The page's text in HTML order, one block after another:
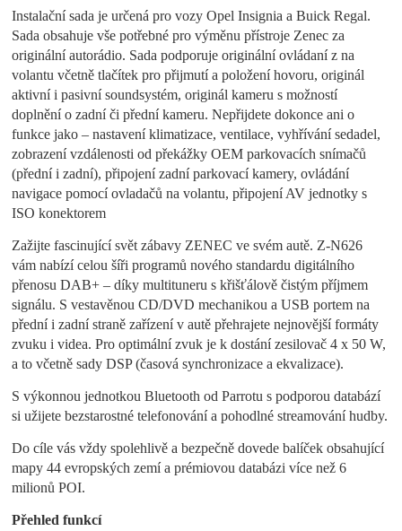
Instalační sada je určená pro vozy Opel Insignia a Buick Regal.
Sada obsahuje vše potřebné pro výměnu přístroje Zenec za
originální autorádio. Sada podporuje originální ovládaní z na
volantu včetně tlačítek pro přijmutí a položení hovoru, originál
aktivní i pasivní soundsystém, originál kameru s možností
doplnění o zadní či přední kameru. Nepřijdete dokonce ani o
funkce jako – nastavení klimatizace, ventilace, vyhřívání sedadel,
zobrazení vzdálenosti od překážky OEM parkovacích snímačů
(přední i zadní), připojení zadní parkovací kamery, ovládání
navigace pomocí ovladačů na volantu, připojení AV jednotky s
ISO konektorem
Zažijte fascinující svět zábavy ZENEC ve svém autě. Z-N626
vám nabízí celou šíři programů nového standardu digitálního
přenosu DAB+ – díky multituneru s křišťálově čistým příjmem
signálu. S vestavěnou CD/DVD mechanikou a USB portem na
přední i zadní straně zařízení v autě přehrajete nejnovější formáty
zvuku i videa. Pro optimální zvuk je k dostání zesilovač 4 x 50 W,
a to včetně sady DSP (časová synchronizace a ekvalizace).
S výkonnou jednotkou Bluetooth od Parrotu s podporou databází
si užijete bezstarostné telefonování a pohodlné streamování hudby.
Do cíle vás vždy spolehlivě a bezpečně dovede balíček obsahující
mapy 44 evropských zemí a prémiovou databázi více než 6
milionů POI.
Přehled funkcí